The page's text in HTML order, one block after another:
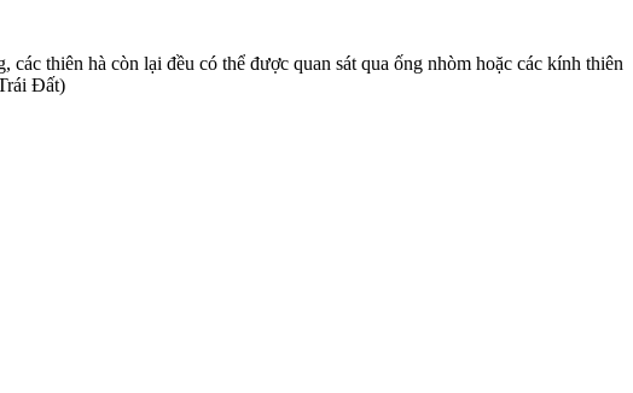
thiên hà còn lại đều có thể được quan sát qua ống nhòm hoặc các kính thiên
Đất)